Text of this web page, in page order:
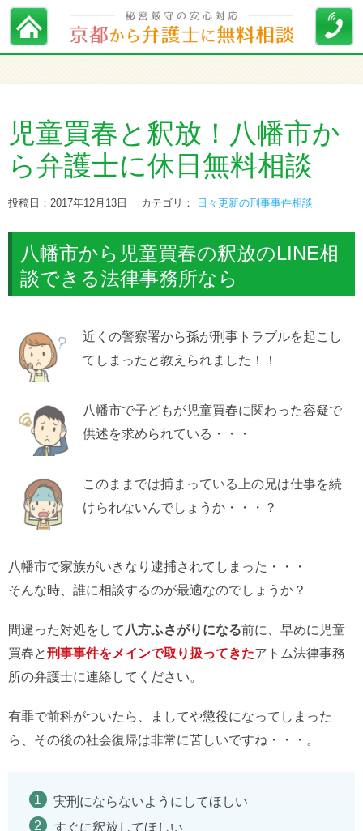
児童買春と釈放！八幡市か
ら弁護士に休日無料相談
投稿日：2017年12月13日 カテゴリ： 日々更新の刑事事件相談
八幡市から児童買春の釈放のLINE相
談できる法律事務所なら
近くの警察署から孫が刑事トラブルを起こし
てしまったと教えられました！！
八幡市で子どもが児童買春に関わった容疑で
供述を求められている・・・
このままでは捕まっている上の兄は仕事を続
けられないんでしょうか・・・？
八幡市で家族がいきなり逮捕されてしまった・・・
そんな時、誰に相談するのが最適なのでしょうか？
間違った対処をして 八方ふさがりになる前に、早めに児童
買春と刑事事件をメインで取り扱ってきたアトム法律事務
所の弁護士に連絡してください。
有罪で前科がついたら、ましてや懲役になってしまった
ら、その後の社会復帰は非常に苦しいですね・・・。
実刑にならないようにしてほしい
すぐに釈放してほしい